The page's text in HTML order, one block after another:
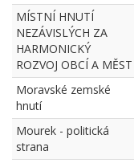
MÍSTNÍ HNUTÍ
NEZÁVISLÝCH ZA
HARMONICKÝ
ROZVOJ OBCÍ A MĚST
Moravské zemské
hnutí
Mourek - politická
strana